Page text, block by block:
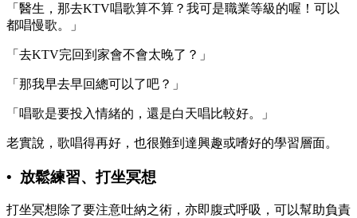
「醫生，那去KTV唱歌算不算？我可是職業等級的喔！可以
都唱慢歌。」
「去KTV完回到家會不會太晚了？」
「那我早去早回總可以了吧？」
「唱歌是要投入情緒的，還是白天唱比較好。」
老實說，歌唱得再好，也很難到達興趣或嗜好的學習層面。
• 放鬆練習、打坐冥想
打坐冥想除了要注意吐納之術，亦即腹式呼吸，可以幫助負責